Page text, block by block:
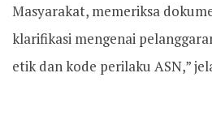
Masyarakat, memeriksa
klarifikasi mengenai
etik dan kode perilaku ASN,”